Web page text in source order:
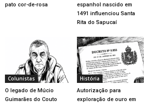
pato cor-de-rosa
espanhol nascido em
1491 influenciou Santa
Rita do Sapucaí
Colunistas
O legado de Múcio
Guimarães do Couto
História
Autorização para
exploração de ouro em